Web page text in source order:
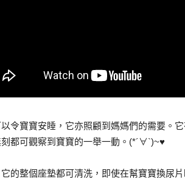
以令寶寶安睡，它亦照顧到媽媽們的需要。
都可觀察到寶寶的一舉一動。(*´∀`)~♥
的整個座墊都可清洗，即使在幫寶寶換尿